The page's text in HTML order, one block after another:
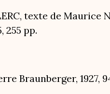
texte de Maurice
255 pp.
Braunberger, 1927,